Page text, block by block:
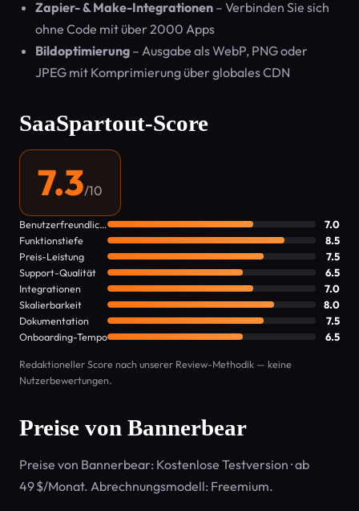
Zapier- & Make-Integrationen – Verbinden Sie sich
ohne Code mit über 2000 Apps
Bildoptimierung – Ausgabe als WebP, PNG oder
JPEG mit Komprimierung über globales CDN
SaaSpartout-Score
7.3/10
Benutzerfreundlichkeit
7.0
Funktionstiefe
8.5
Preis-Leistung
7.5
Support-Qualität
6.5
Integrationen
7.0
Skalierbarkeit
8.0
Dokumentation
7.5
Onboarding-Tempo
6.5
Redaktioneller Score nach unserer Review-Methodik — keine
Nutzerbewertungen.
Preise von Bannerbear
Preise von Bannerbear: Kostenlose Testversion · ab
49 $/Monat. Abrechnungsmodell: Freemium.